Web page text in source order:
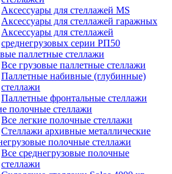
Аксессуары для стеллажей MS
Аксессуары для стеллажей гаражных
Аксессуары для стеллажей
среднегрузовых серии РП50
паллетные стеллажи
Все грузовые паллетные стеллажи
Паллетные набивные (глубинные)
стеллажи
Паллетные фронтальные стеллажи
полочные стеллажи
Все легкие полочные стеллажи
Стеллажи архивные металлические
полочные стеллажи
Все среднегрузовые полочные
стеллажи